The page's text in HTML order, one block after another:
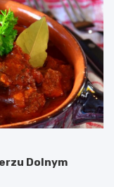
Dolnym